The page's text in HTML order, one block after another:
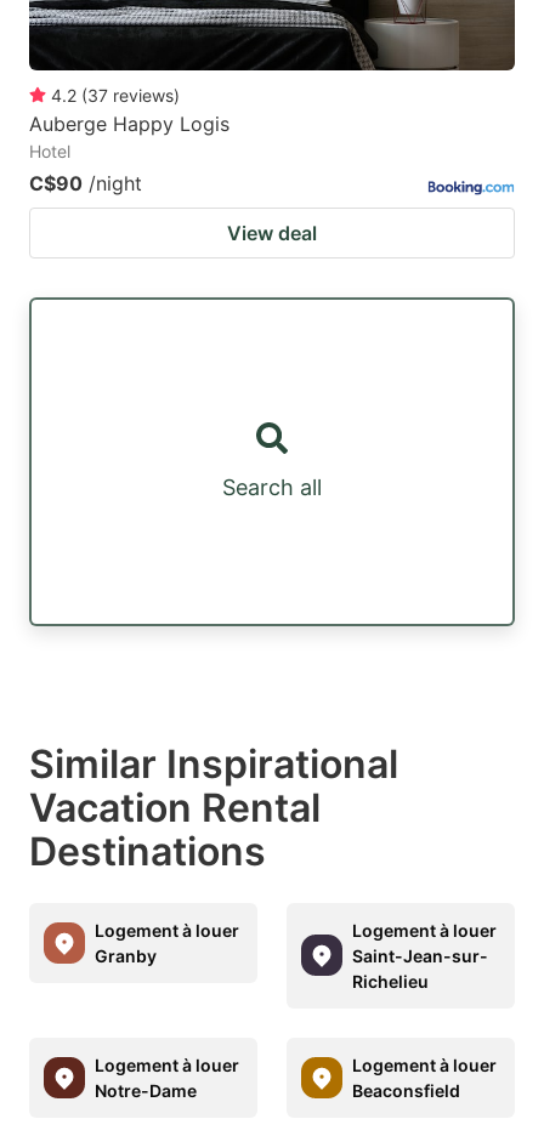
4.2 (37 reviews)
Auberge Happy Logis
Hotel
C$90 /night
View deal
Search all
Similar Inspirational
Vacation Rental
Destinations
Logement à louer
Granby
Logement à louer
Saint-Jean-sur-
Richelieu
Logement à louer
Notre-Dame
Logement à louer
Beaconsfield